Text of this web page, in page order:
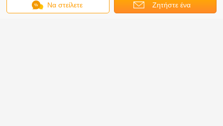
Να στείλετε Ζητήστε ένα